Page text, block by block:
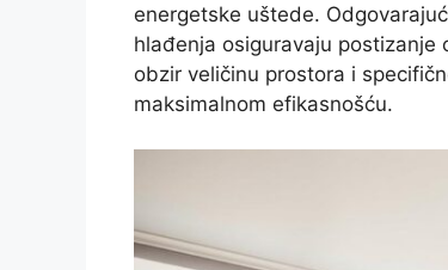
energetske uštede.
hlađenja osiguravaju postizanje
obzir veličinu prostora i
maksimalnom efikasnošću.